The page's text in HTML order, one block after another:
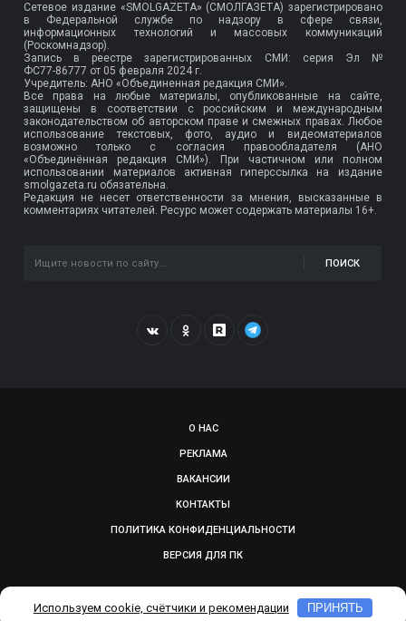
Сетевое издание «SMOLGAZETA» (СМОЛГАЗЕТА) зарегистрировано
в Федеральной службе по надзору в сфере связи,
информационных технологий и массовых коммуникаций
(Роскомнадзор).
Запись в реестре зарегистрированных СМИ: серия Эл №
ФС77-86777 от 05 февраля 2024 г.
Учредитель: АНО «Объединенная редакция СМИ».
Все права на любые материалы, опубликованные на сайте,
защищены в соответствии с российским и международным
законодательством об авторском праве и смежных правах. Любое
использование текстовых, фото, аудио и видеоматериалов
возможно только с согласия правообладателя (АНО
«Объединённая редакция СМИ»). При частичном или полном
использовании материалов активная гиперссылка на издание
smolgazeta.ru обязательна.
Редакция не несет ответственности за мнения, высказанные в
комментариях читателей. Ресурс может содержать материалы 16+.
ПОИСК
О НАС
РЕКЛАМА
ВАКАНСИИ
КОНТАКТЫ
ПОЛИТИКА КОНФИДЕНЦИАЛЬНОСТИ
ВЕРСИЯ ДЛЯ ПК
© 2009-2026, SMOLGAZETA.RU. СДЕЛАНО ВADEPTUM
Используем cookie, счётчики и рекомендации ПРИНЯТЬ